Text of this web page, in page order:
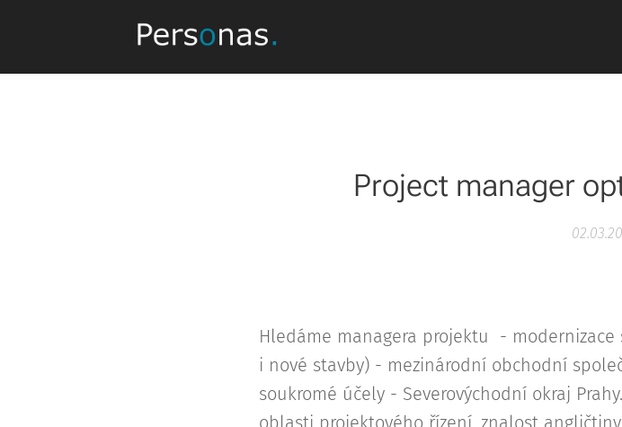
Project manager
Hledáme managera projektu -
i nové stavby) - mezinárodní obchodní
soukromé účely - Severovýchodní okraj
oblasti projektového řízení, znalost